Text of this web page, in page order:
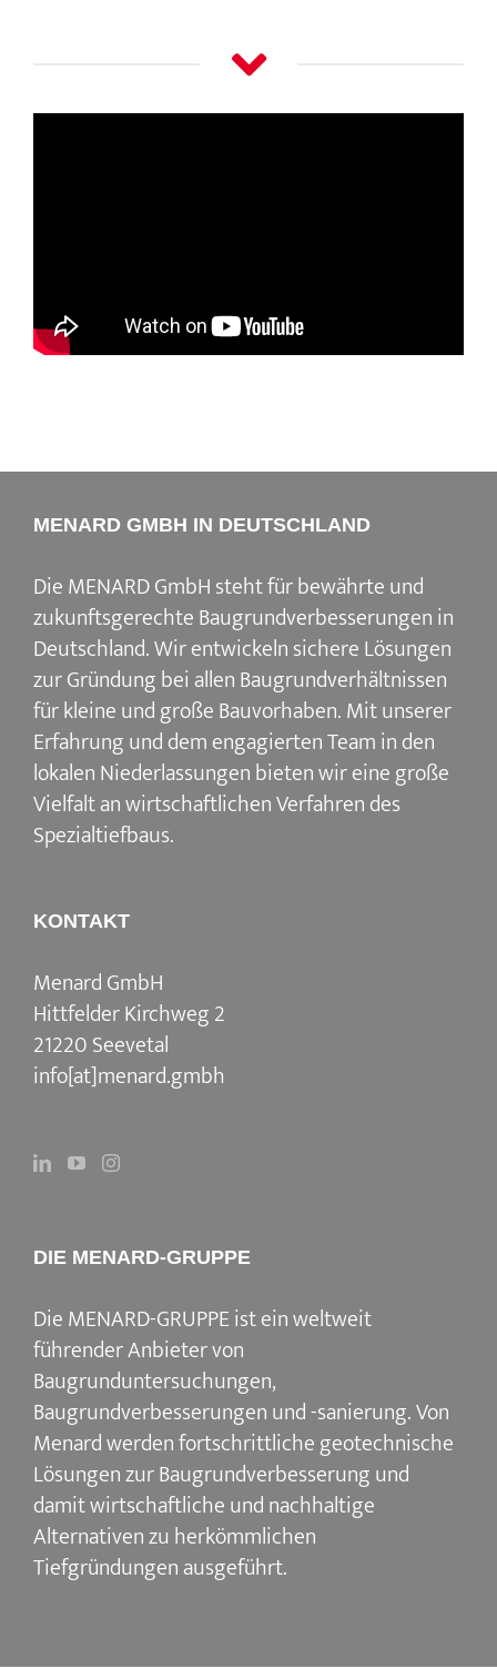
MENARD GMBH IN DEUTSCHLAND
Die MENARD GmbH steht für bewährte und
zukunftsgerechte Baugrundverbesserungen in
Deutschland. Wir entwickeln sichere Lösungen
zur Gründung bei allen Baugrundverhältnissen
für kleine und große Bauvorhaben. Mit unserer
Erfahrung und dem engagierten Team in den
lokalen Niederlassungen bieten wir eine große
Vielfalt an wirtschaftlichen Verfahren des
Spezialtiefbaus.
KONTAKT
Menard GmbH
Hittfelder Kirchweg 2
21220 Seevetal
info[at]menard.gmbh
DIE MENARD-GRUPPE
Die MENARD-GRUPPE ist ein weltweit
führender Anbieter von
Baugrunduntersuchungen,
Baugrundverbesserungen und -sanierung. Von
Menard werden fortschrittliche geotechnische
Lösungen zur Baugrundverbesserung und
damit wirtschaftliche und nachhaltige
Alternativen zu herkömmlichen
Tiefgründungen ausgeführt.